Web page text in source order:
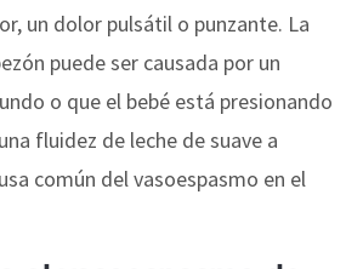
un dolor pulsátil o punzante. La
puede ser causada por un
o que el bebé está presionando
fluidez de leche de suave a
común del vasoespasmo en el